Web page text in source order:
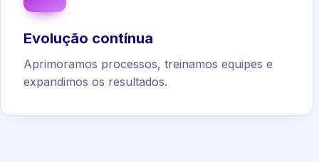
Evolução contínua
Aprimoramos processos, treinamos equipes e
expandimos os resultados.